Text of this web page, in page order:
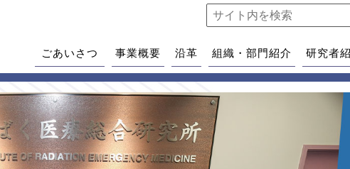
ごあいさつ 事業概要 沿革 組織・部門紹介 研究者